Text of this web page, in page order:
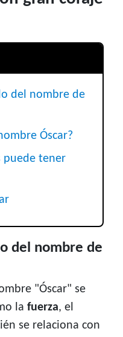
del nombre de
Óscar?
puede tener
del nombre de
"Óscar" se
la fuerza, el
se relaciona con